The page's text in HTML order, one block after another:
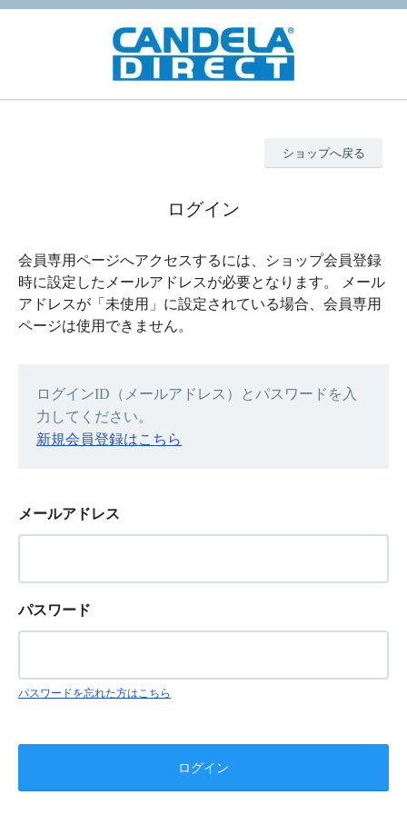
ショップへ戻る
ログイン
会員専用ページへアクセスするには、ショップ会員登録
時に設定したメールアドレスが必要となります。 メール
アドレスが「未使用」に設定されている場合、会員専用
ページは使用できません。
ログインID（メールアドレス）とパスワードを入
力してください。
新規会員登録はこちら
メールアドレス
パスワード
パスワードを忘れた方はこちら